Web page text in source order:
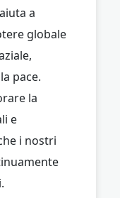
a
globale
pace.
la
e
i nostri